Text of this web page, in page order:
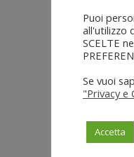
Puoi
all'utilizzo
SCELTE
Se vuoi
"Privacy e
Accetta